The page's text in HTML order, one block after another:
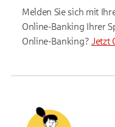
Melden Sie sich mit
Online-Banking Ihrer
Online-Banking? Jetzt